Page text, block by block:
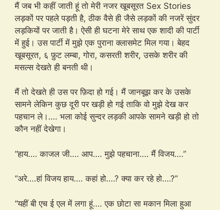
मैं जब भी कहीं जाती हूं तो मेरी नजर खूबसूरत Sex Stories
लड़कों पर पहले पड़ती है, ठीक वैसे ही जैसे लड़कों की नजरें सुंदर
लड़कियों पर जाती है। ऐसी ही घटना मेरे साथ एक शादी की पार्टी
में हुई। उस पार्टी में मुझे एक पुराना क्लासमेट मिल गया। बेहद
खूबसूरत, ६ फ़ुट लम्बा, गोरा, कसरती शरीर, उसके शरीर की
मसल्स देखते ही बनती थी।
मैं तो देखते ही उस पर फ़िदा हो गई। मैं जानबूझ कर के उसके
सामने लेकिन कुछ दूरी पर खड़ी हो गई ताकि वो मुझे देख कर
पहचान ले।…. भला कोई सुन्दर लड़की आपके सामने खड़ी हो तो
कौन नहीं देखेगा।
“हाय…. काजल जी…. आप…. मुझे पहचाना…. मैं विजय….”
“अरे….हां विजय हाय…. कहां हो….? क्या कर रहे हो….?”
“यहीं बी एच ई एल में लगा हूं…. एक छोटा सा मकान मिला हुआ